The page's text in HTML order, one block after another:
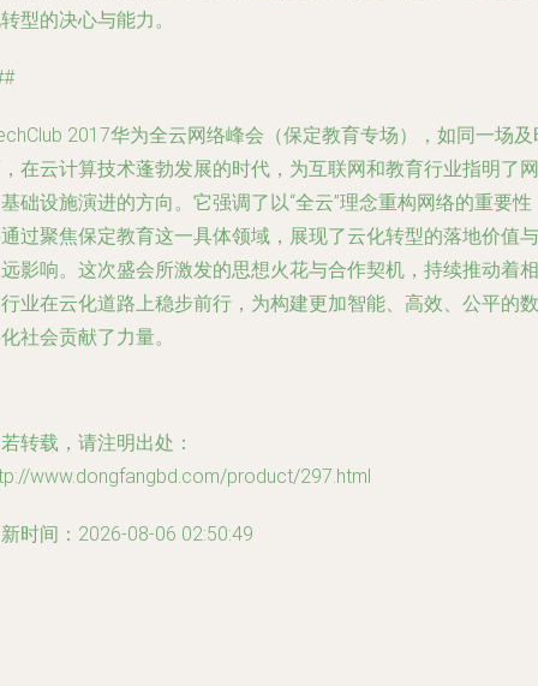
型的决心与能力。
2017华为全云网络峰会（保定教育专场），如同一场及
在云计算技术蓬勃发展的时代，为互联网和教育行业指明了网
础设施演进的方向。它强调了以“全云”理念重构网络的重要性
过聚焦保定教育这一具体领域，展现了云化转型的落地价值与
影响。这次盛会所激发的思想火花与合作契机，持续推动着相
业在云化道路上稳步前行，为构建更加智能、高效、公平的数
社会贡献了力量。
转载，请注明出处：
www.dongfangbd.com/product/297.html
时间：2026-08-06 02:50:49